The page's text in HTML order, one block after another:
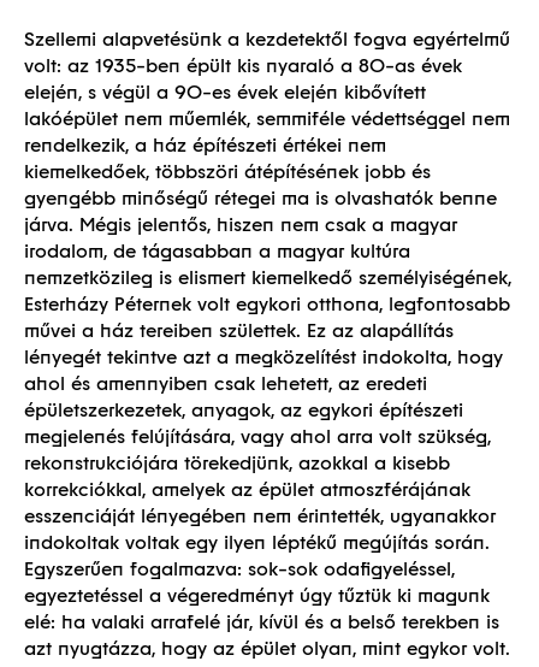
Szellemi alapvetésünk a kezdetektől fogva egyértelmű
volt: az 1935-ben épült kis nyaraló a 80-as évek
elején, s végül a 90-es évek elején kibővített
lakóépület nem műemlék, semmiféle védettséggel nem
rendelkezik, a ház építészeti értékei nem
kiemelkedőek, többszöri átépítésének jobb és
gyengébb minőségű rétegei ma is olvashatók benne
járva. Mégis jelentős, hiszen nem csak a magyar
irodalom, de tágasabban a magyar kultúra
nemzetközileg is elismert kiemelkedő személyiségének,
Esterházy Péternek volt egykori otthona, legfontosabb
művei a ház tereiben születtek. Ez az alapállítás
lényegét tekintve azt a megközelítést indokolta, hogy
ahol és amennyiben csak lehetett, az eredeti
épületszerkezetek, anyagok, az egykori építészeti
megjelenés felújítására, vagy ahol arra volt szükség,
rekonstrukciójára törekedjünk, azokkal a kisebb
korrekciókkal, amelyek az épület atmoszférájának
esszenciáját lényegében nem érintették, ugyanakkor
indokoltak voltak egy ilyen léptékű megújítás során.
Egyszerűen fogalmazva: sok-sok odafigyeléssel,
egyeztetéssel a végeredményt úgy tűztük ki magunk
elé: ha valaki arrafelé jár, kívül és a belső terekben is
azt nyugtázza, hogy az épület olyan, mint egykor volt.